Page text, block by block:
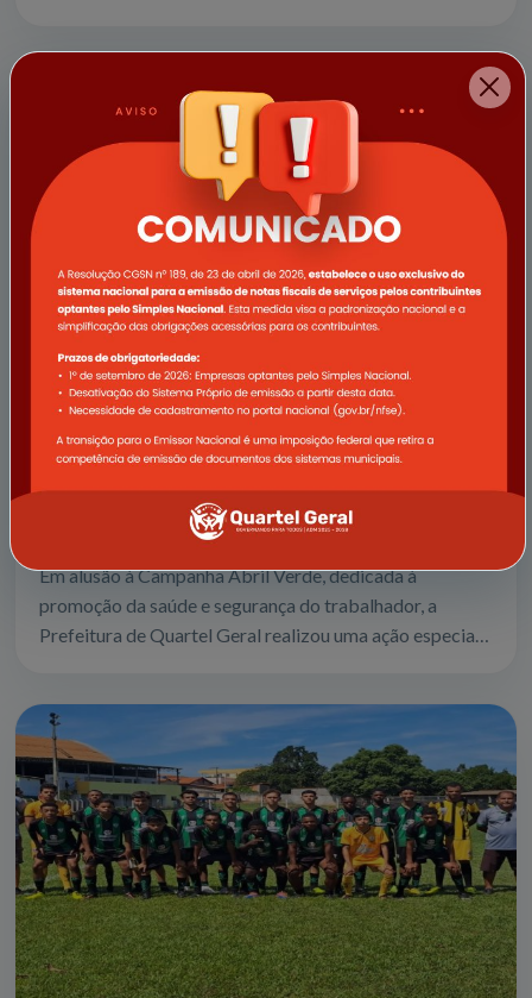
11/04/2025
Campanha Abril Verde promove
ações de saúde voltadas ao
trabalhador rural em Quartel Geral
Em alusão à Campanha Abril Verde, dedicada à
promoção da saúde e segurança do trabalhador, a
Prefeitura de Quartel Geral realizou uma ação especial